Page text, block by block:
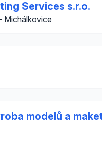
Services s.r.o.
Michálkovice
modelů a